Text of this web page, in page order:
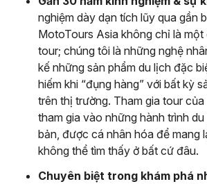
nghiệm dày dạn tích lũy qua gần
MotoTours Asia không chỉ là
tour; chúng tôi là những nghệ
kế những sản phẩm du lịch đặc
hiếm khi “đụng hàng” với bất kỳ
trên thị trường. Tham gia tour
tham gia vào những hành trình
bản, được cá nhân hóa để mang
không thể tìm thấy ở bất cứ đâu.
Chuyên biệt trong khám phá